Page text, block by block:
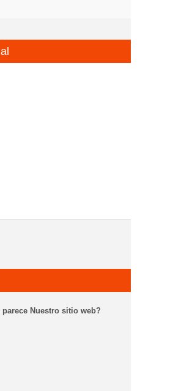
parece Nuestro sitio web?